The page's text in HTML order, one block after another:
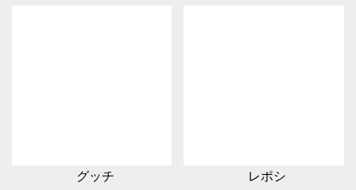
グッチ レポシ